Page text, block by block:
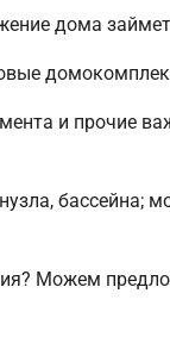
дома
и прочие
бассейна;
Можем